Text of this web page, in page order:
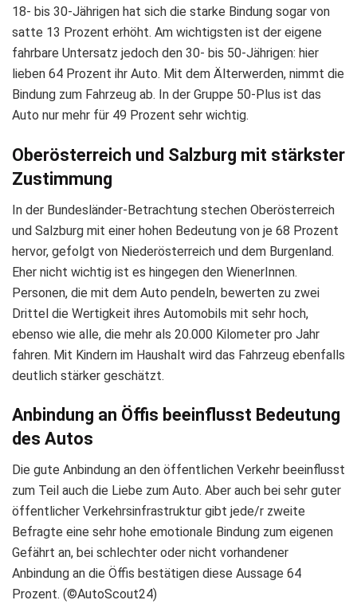
18- bis 30-Jährigen hat sich die starke Bindung sogar von
satte 13 Prozent erhöht. Am wichtigsten ist der eigene
fahrbare Untersatz jedoch den 30- bis 50-Jährigen: hier
lieben 64 Prozent ihr Auto. Mit dem Älterwerden, nimmt die
Bindung zum Fahrzeug ab. In der Gruppe 50-Plus ist das
Auto nur mehr für 49 Prozent sehr wichtig.
Oberösterreich und Salzburg mit stärkster
Zustimmung
In der Bundesländer-Betrachtung stechen Oberösterreich
und Salzburg mit einer hohen Bedeutung von je 68 Prozent
hervor, gefolgt von Niederösterreich und dem Burgenland.
Eher nicht wichtig ist es hingegen den WienerInnen.
Personen, die mit dem Auto pendeln, bewerten zu zwei
Drittel die Wertigkeit ihres Automobils mit sehr hoch,
ebenso wie alle, die mehr als 20.000 Kilometer pro Jahr
fahren. Mit Kindern im Haushalt wird das Fahrzeug ebenfalls
deutlich stärker geschätzt.
Anbindung an Öffis beeinflusst Bedeutung
des Autos
Die gute Anbindung an den öffentlichen Verkehr beeinflusst
zum Teil auch die Liebe zum Auto. Aber auch bei sehr guter
öffentlicher Verkehrsinfrastruktur gibt jede/r zweite
Befragte eine sehr hohe emotionale Bindung zum eigenen
Gefährt an, bei schlechter oder nicht vorhandener
Anbindung an die Öffis bestätigen diese Aussage 64
Prozent. (©AutoScout24)